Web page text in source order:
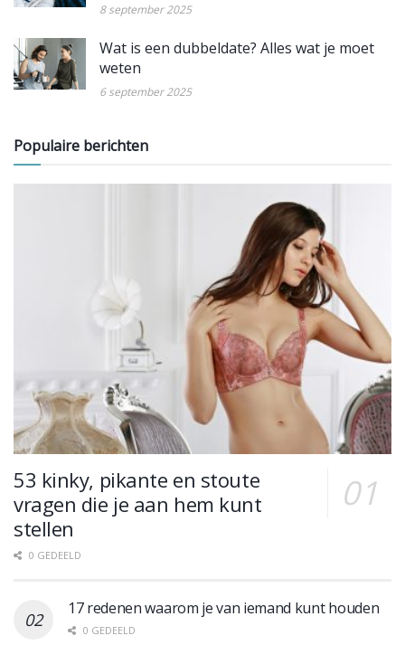
8 september 2025
Wat is een dubbeldate? Alles wat je moet
weten
6 september 2025
Populaire berichten
53 kinky, pikante en stoute
vragen die je aan hem kunt
stellen
0 GEDEELD
17 redenen waarom je van iemand kunt houden
0 GEDEELD